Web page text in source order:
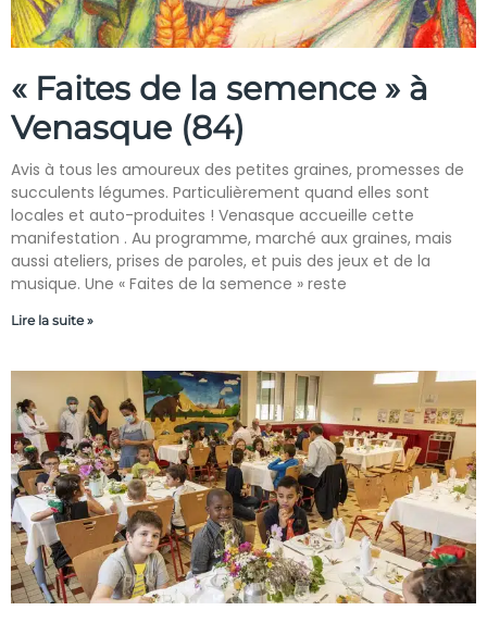
« Faites de la semence » à
Venasque (84)
Avis à tous les amoureux des petites graines, promesses de
succulents légumes. Particulièrement quand elles sont
locales et auto-produites ! Venasque accueille cette
manifestation . Au programme, marché aux graines, mais
aussi ateliers, prises de paroles, et puis des jeux et de la
musique. Une « Faites de la semence » reste
Lire la suite »